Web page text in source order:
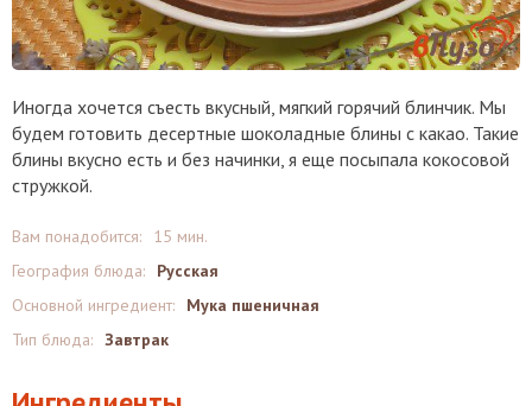
Иногда хочется съесть вкусный, мягкий горячий блинчик. Мы
будем готовить десертные шоколадные блины с какао. Такие
блины вкусно есть и без начинки, я еще посыпала кокосовой
стружкой.
Вам понадобится:
15 мин.
География блюда:
Русская
Основной ингредиент:
Мука пшеничная
Тип блюда: Завтрак